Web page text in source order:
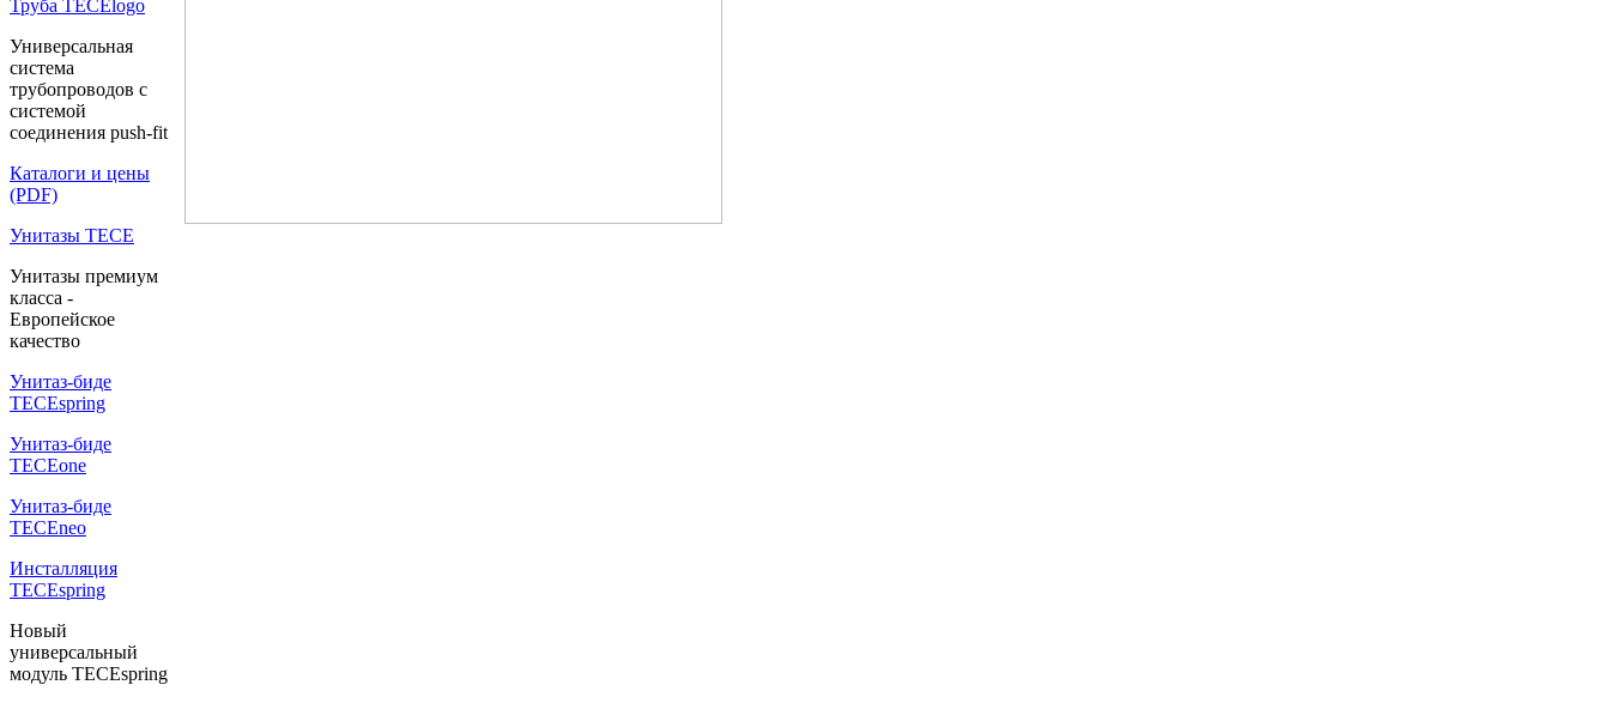
Труба TECElogo
Универсальная
система
трубопроводов с
системой
соединения push-fit
Каталоги и цены
(PDF)
Унитазы TECE
Унитазы премиум
класса -
Европейское
качество
Унитаз-биде
TECEspring
Унитаз-биде
TECEone
Унитаз-биде
TECEneo
Инсталляция
TECEspring
Новый
универсальный
модуль TECEspring